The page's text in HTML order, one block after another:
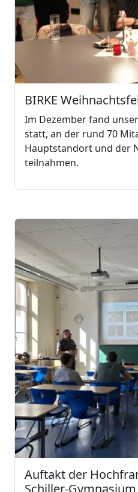
BIRKE
Im Dezember fand
statt, an der rund 70
Hauptstandort und der
teilnahmen.
Auftakt der
Schiller-